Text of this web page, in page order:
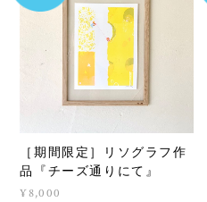
［期間限定］リソグラフ作
品『チーズ通りにて』
¥8,000